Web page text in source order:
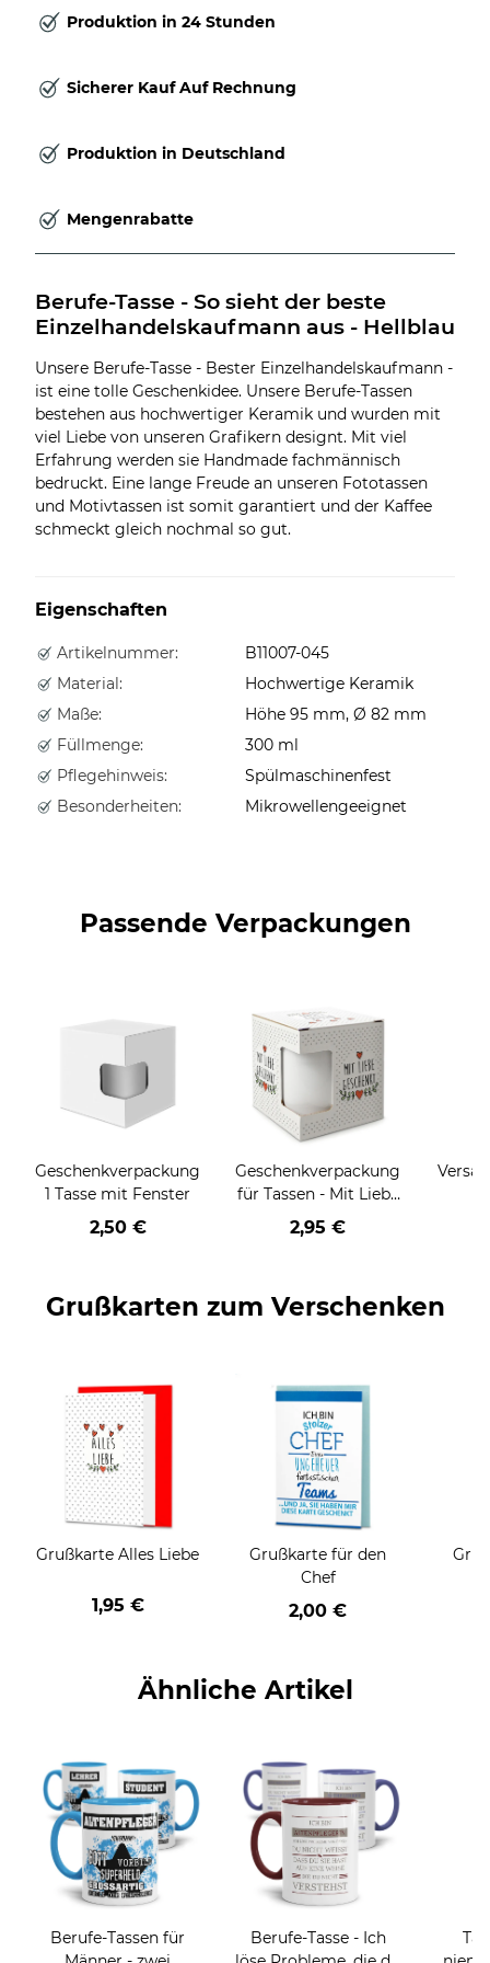
Produktion in 24 Stunden
Sicherer Kauf Auf Rechnung
Produktion in Deutschland
Mengenrabatte
Berufe-Tasse - So sieht der beste
Einzelhandelskaufmann aus - Hellblau
Unsere Berufe-Tasse - Bester Einzelhandelskaufmann -
ist eine tolle Geschenkidee. Unsere Berufe-Tassen
bestehen aus hochwertiger Keramik und wurden mit
viel Liebe von unseren Grafikern designt. Mit viel
Erfahrung werden sie Handmade fachmännisch
bedruckt. Eine lange Freude an unseren Fototassen
und Motivtassen ist somit garantiert und der Kaffee
schmeckt gleich nochmal so gut.
Eigenschaften
Artikelnummer:
B11007-045
Material:
Hochwertige Keramik
Maße:
Höhe 95 mm, Ø 82 mm
Füllmenge:
300 ml
Pflegehinweis:
Spülmaschinenfest
Besonderheiten:
Mikrowellengeeignet
Passende Verpackungen
Geschenkverpackung
1 Tasse mit Fenster
2,50 €
Geschenkverpackung
für Tassen - Mit Liebe
geschenkt
2,95 €
Grußkarten zum Verschenken
Grußkarte Alles Liebe
1,95 €
Grußkarte für den
Chef
2,00 €
Ähnliche Artikel
Berufe-Tassen für
Berufe-Tasse - Ich